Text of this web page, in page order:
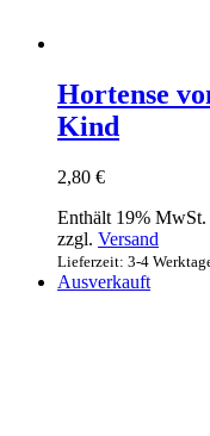
Hortense
Kind
2,80 €
Enthält 19% MwSt.
zzgl. Versand
Lieferzeit: 3-4
Ausverkauft